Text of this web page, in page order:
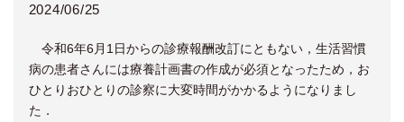
2024/06/25
令和6年6月1日からの診療報酬改訂にともない，生活習慣
病の患者さんには療養計画書の作成が必須となったため，お
ひとりおひとりの診察に大変時間がかかるようになりまし
た．